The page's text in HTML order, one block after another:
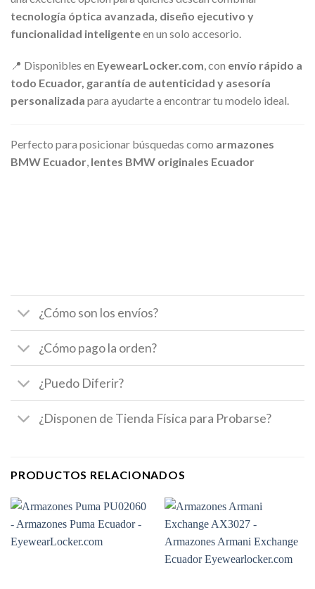
tecnología óptica avanzada, diseño ejecutivo y
funcionalidad inteligenteen un solo accesorio.
📍 Disponibles en EyewearLocker.com, con envío rápido a
todo Ecuador, garantía de autenticidad y asesoría
personalizada para ayudarte a encontrar tu modelo ideal.
Perfecto para posicionar búsquedas como armazones
BMW Ecuador, lentes BMW originales Ecuador
¿Cómo son los envíos?
¿Cómo pago la orden?
¿Puedo Diferir?
¿Disponen de Tienda Física para Probarse?
PRODUCTOS RELACIONADOS